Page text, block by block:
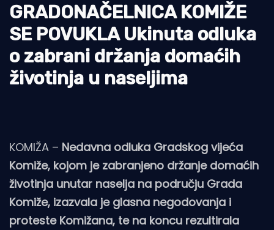
Ekologija
Tradicija i kultura
GRADONAČELNICA KOMIŽE
SE POVUKLA Ukinuta odluka
o zabrani držanja domaćih
životinja u naseljima
KOMIŽA – Nedavna odluka Gradskog vijeća
Komiže, kojom je zabranjeno držanje domaćih
životinja unutar naselja na području Grada
Komiže, izazvala je glasna negodovanja i
proteste Komižana, te na koncu rezultirala